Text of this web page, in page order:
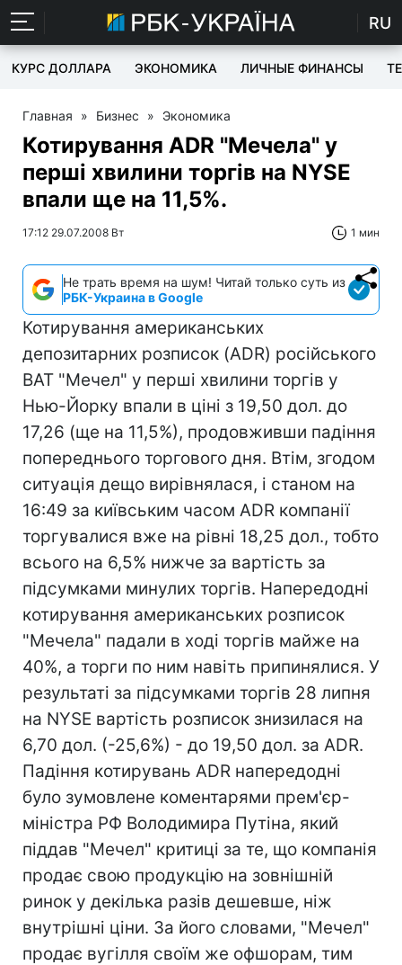
RU
КУРС ДОЛЛАРА ЭКОНОМИКА ЛИЧНЫЕ ФИНАНСЫ
Главная » Бизнес » Экономика
Котирування ADR "Мечела" у
перші хвилини торгів на NYSE
впали ще на 11,5%.
17:12 29.07.2008 Вт 1 мин
Не трать время на шум! Читай только суть из
РБК-Украина в Google
Котирування американських
депозитарних розписок (ADR) російського
ВАТ "Мечел" у перші хвилини торгів у
Нью-Йорку впали в ціні з 19,50 дол. до
17,26 (ще на 11,5%), продовживши падіння
попереднього торгового дня. Втім, згодом
ситуація дещо вирівнялася, і станом на
16:49 за київським часом ADR компанії
торгувалися вже на рівні 18,25 дол., тобто
всього на 6,5% нижче за вартість за
підсумками минулих торгів. Напередодні
котирування американських розписок
"Мечела" падали в ході торгів майже на
40%, а торги по ним навіть припинялися. У
результаті за підсумками торгів 28 липня
на NYSE вартість розписок знизилася на
6,70 дол. (-25,6%) - до 19,50 дол. за ADR.
Падіння котирувань ADR напередодні
було зумовлене коментарями прем'єр-
міністра РФ Володимира Путіна, який
піддав "Мечел" критиці за те, що компанія
продає свою продукцію на зовнішній
ринок у декілька разів дешевше, ніж
внутрішні ціни. За його словами, "Мечел"
продає вугілля своїм же офшорам, тим